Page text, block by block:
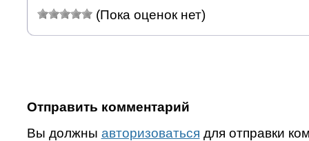
(Пока оценок нет)
Отправить комментарий
Вы должны авторизоваться для отправки